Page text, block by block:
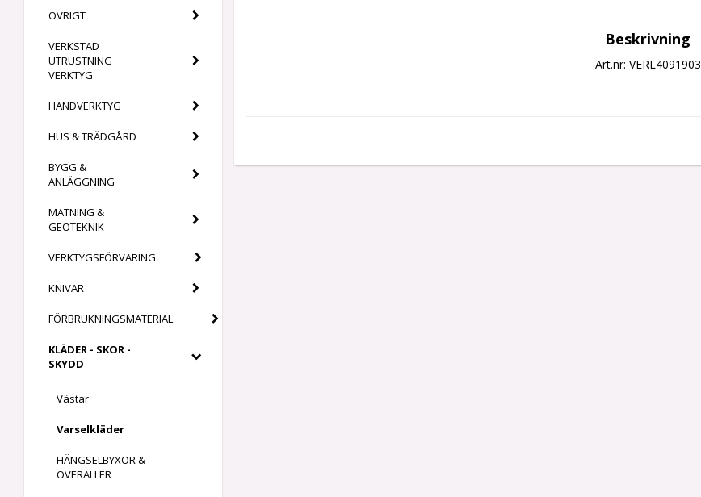
ÖVRIGT
VERKSTAD
UTRUSTNING
VERKTYG
HANDVERKTYG
HUS & TRÄDGÅRD
BYGG &
ANLÄGGNING
MÄTNING &
GEOTEKNIK
VERKTYGSFÖRVARING
KNIVAR
FÖRBRUKNINGSMATERIAL
KLÄDER - SKOR -
SKYDD
Västar
Varselkläder
HÄNGSELBYXOR &
OVERALLER
Beskrivning
Art.nr: VERL4091903